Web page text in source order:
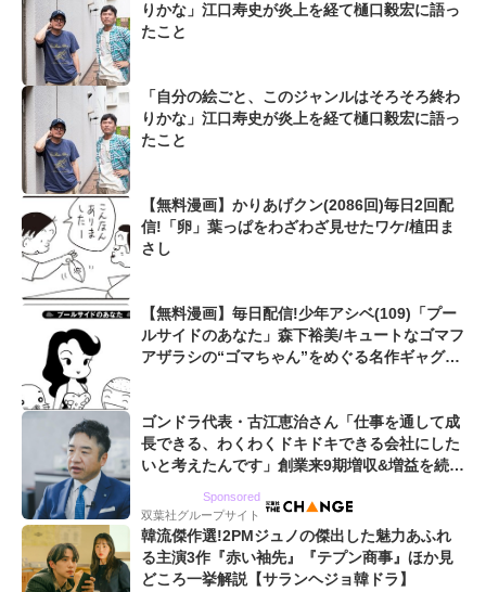
りかな」江口寿史が炎上を経て樋口毅宏に語っ
たこと
「自分の絵ごと、このジャンルはそろそろ終わ
りかな」江口寿史が炎上を経て樋口毅宏に語っ
たこと
【無料漫画】かりあげクン(2086回)毎日2回配
信!「卵」葉っぱをわざわざ見せたワケ/植田ま
さし
【無料漫画】毎日配信!少年アシベ(109)「プー
ルサイドのあなた」森下裕美/キュートなゴマフ
アザラシの“ゴマちゃん”をめぐる名作ギャグ4
ゴンドラ代表・古江恵治さん「仕事を通して成
長できる、わくわくドキドキできる会社にした
いと考えたんです」創業来9期増収&増益を続け
Sponsored
双葉社グループサイト
韓流傑作選!2PMジュノの傑出した魅力あふれ
る主演3作『赤い袖先』『テプン商事』ほか見
どころ一挙解説【サランヘジョ韓ドラ】